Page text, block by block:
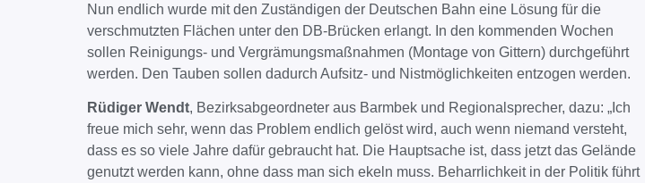
Nun endlich wurde mit den Zuständigen der Deutschen Bahn eine Lösung für die
verschmutzten Flächen unter den DB-Brücken erlangt. In den kommenden Wochen
sollen Reinigungs- und Vergrämungsmaßnahmen (Montage von Gittern) durchgeführt
werden. Den Tauben sollen dadurch Aufsitz- und Nistmöglichkeiten entzogen werden.
Rüdiger Wendt, Bezirksabgeordneter aus Barmbek und Regionalsprecher, dazu: „Ich
freue mich sehr, wenn das Problem endlich gelöst wird, auch wenn niemand versteht,
dass es so viele Jahre dafür gebraucht hat. Die Hauptsache ist, dass jetzt das Gelände
genutzt werden kann, ohne dass man sich ekeln muss. Beharrlichkeit in der Politik führt